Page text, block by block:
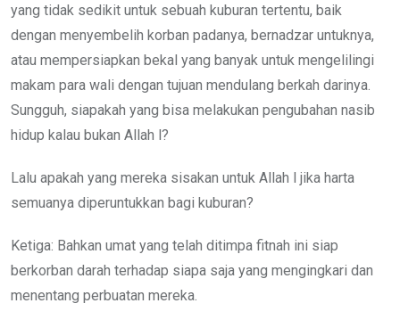
yang tidak sedikit untuk sebuah kuburan tertentu, baik
dengan menyembelih korban padanya, bernadzar untuknya,
atau mempersiapkan bekal yang banyak untuk mengelilingi
makam para wali dengan tujuan mendulang berkah darinya.
Sungguh, siapakah yang bisa melakukan pengubahan nasib
hidup kalau bukan Allah l?
Lalu apakah yang mereka sisakan untuk Allah l jika harta
semuanya diperuntukkan bagi kuburan?
Ketiga: Bahkan umat yang telah ditimpa fitnah ini siap
berkorban darah terhadap siapa saja yang mengingkari dan
menentang perbuatan mereka.